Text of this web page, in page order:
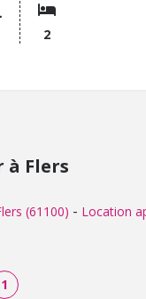
et eau froide
580 euros.
2
Flers
(61100) - Location
1